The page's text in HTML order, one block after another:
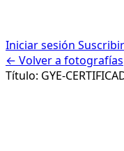
Iniciar sesión
← Volver a fotografías
Título: GYE-